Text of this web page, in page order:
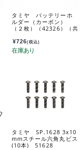
タミヤ バッテリーホ
ルダー（カーボン）
（２枚）（42326）（共
ビスパーツ 19803160
-000
¥726(税込)
タミヤ SP.1628 3x10
mmスチール六角丸ビス
(10本) 51628